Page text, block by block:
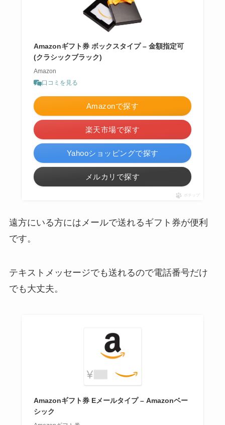
Amazonギフト券 ボックスタイプ – 金額指定可
(クラシックブラック)
Amazon
口コミを見る
Amazonで探す
楽天市場で探す
Yahooショッピングで探す
メルカリで探す
ポチップ
遠方にいる方にはメールで送れるギフト券が便利
です。
テキストメッセージでも送れるので電話番号だけ
でも大丈夫。
Amazonギフト券 Eメールタイプ – Amazonベー
シック